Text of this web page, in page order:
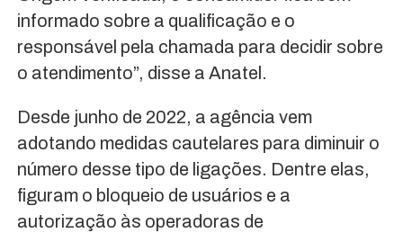
informado sobre a qualificação e o
responsável pela chamada para decidir sobre
o atendimento”, disse a Anatel.
Desde junho de 2022, a agência vem
adotando medidas cautelares para diminuir o
número desse tipo de ligações. Dentre elas,
figuram o bloqueio de usuários e a
autorização às operadoras de